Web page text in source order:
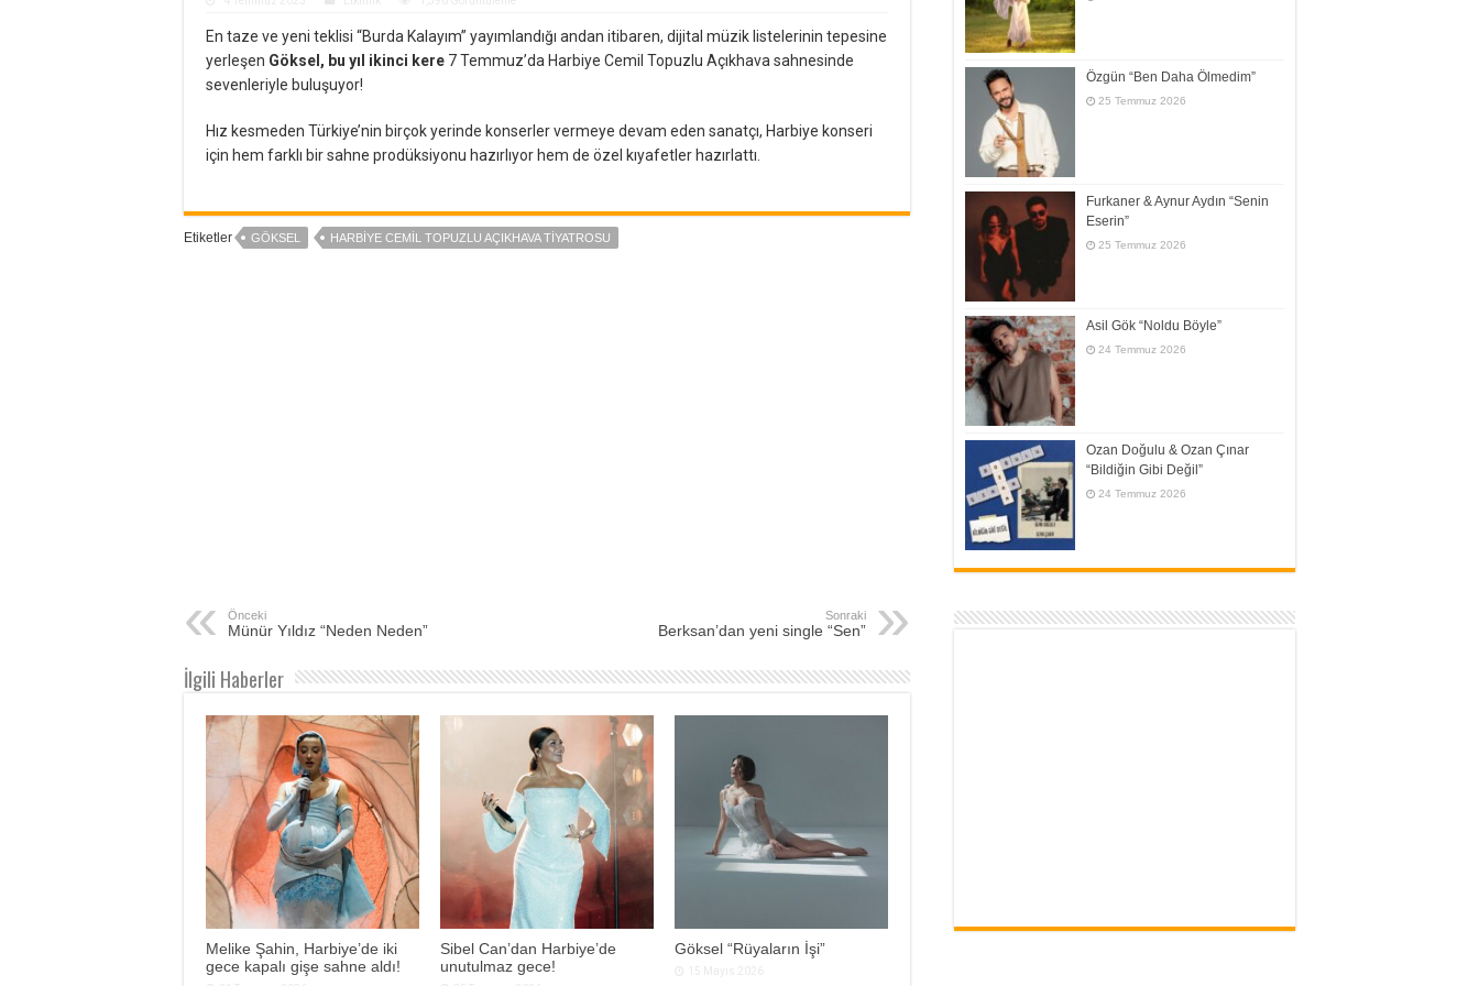
En taze ve yeni teklisi “Burda Kalayım” yayımlandığı andan itibaren, dijital müzik listelerinin tepesine
yerleşen Göksel, bu yıl ikinci kere 7 Temmuz’da Harbiye Cemil Topuzlu Açıkhava sahnesinde
sevenleriyle buluşuyor!
Hız kesmeden Türkiye’nin birçok yerinde konserler vermeye devam eden sanatçı, Harbiye konseri
için hem farklı bir sahne prodüksiyonu hazırlıyor hem de özel kıyafetler hazırlattı.
Etiketler GÖKSEL HARBIYE CEMIL TOPUZLU AÇIKHAVA TIYATROSU
Önceki
Münür Yıldız “Neden Neden”
Sonraki
Berksan’dan yeni single “Sen”
İlgili Haberler
Melike Şahin, Harbiye’de iki
gece kapalı gişe sahne aldı!
Sibel Can’dan Harbiye’de
unutulmaz gece!
Göksel “Rüyaların İşi”
Özgün “Ben Daha Ölmedim”
25 Temmuz 2026
Furkaner & Aynur Aydın “Senin
Eserin”
25 Temmuz 2026
Asil Gök “Noldu Böyle”
24 Temmuz 2026
Ozan Doğulu & Ozan Çınar
“Bildiğin Gibi Değil”
24 Temmuz 2026